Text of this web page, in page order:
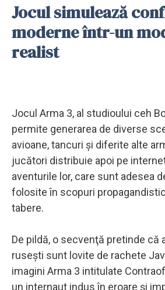
Jocul simulează
moderne într-un
realist
Jocul Arma 3, al studioului ceh
permite generarea de diverse
avioane, tancuri şi diferite alte
jucători distribuie apoi pe
aventurile lor, care sunt adesea
folosite în scopuri
tabere.
De pildă, o secvenţă pretinde că
ruseşti sunt lovite de rachete
imagini Arma 3 intitulate
un internaut indus în eroare şi